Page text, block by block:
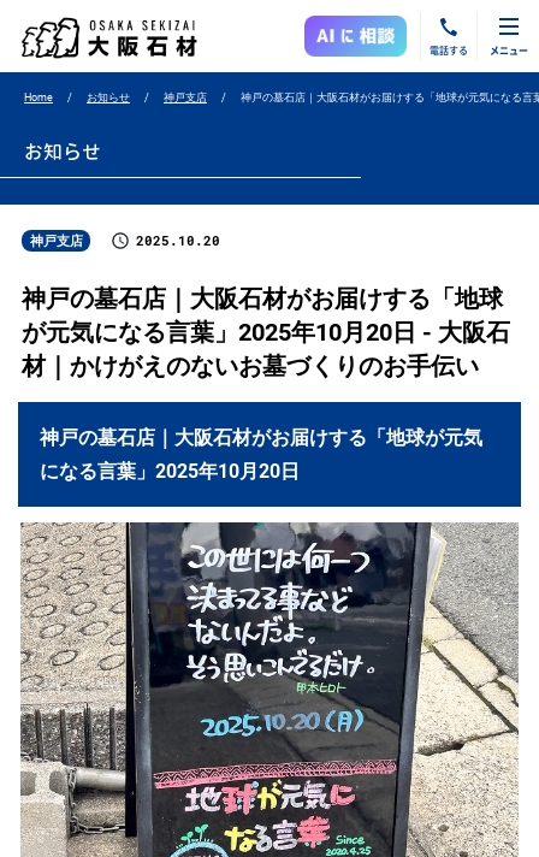
電話する メニュー
Home お知らせ 神戸支店 神戸の墓石店｜大阪石材がお届けする「地球が元気になる言
お知らせ
神戸支店 2025.10.20
神戸の墓石店｜大阪石材がお届けする「地球
が元気になる言葉」2025年10月20日 - 大阪石
材｜かけがえのないお墓づくりのお手伝い
神戸の墓石店｜大阪石材がお届けする「地球が元気
になる言葉」2025年10月20日